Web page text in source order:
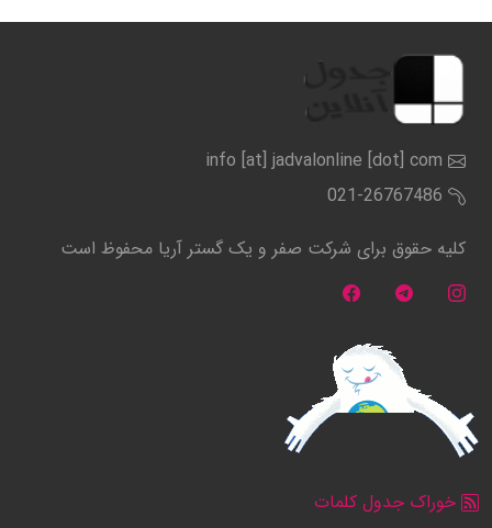
info [at] jadvalonline [dot] com
021-26767486
کلیه حقوق برای شرکت صفر و یک گستر آریا محفوظ است
خوراک جدول کلمات